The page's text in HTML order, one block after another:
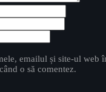
emailul și site-ul web
o să comentez.